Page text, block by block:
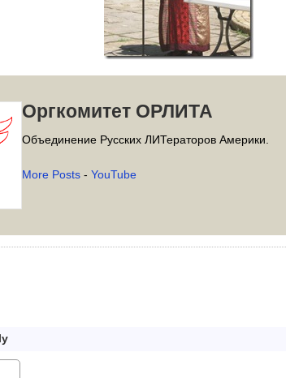
Оргкомитет ОРЛИТА
Объединение Русских ЛИТераторов Америки.
More Posts - YouTube